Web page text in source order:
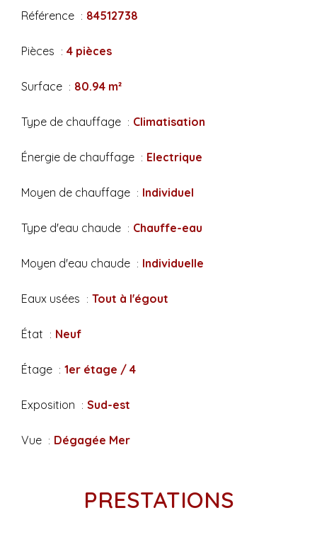
Référence 84512738
Pièces 4 pièces
Surface 80.94 m²
Type de chauffage Climatisation
Énergie de chauffage Electrique
Moyen de chauffage Individuel
Type d'eau chaude Chauffe-eau
Moyen d'eau chaude Individuelle
Eaux usées Tout à l'égout
État Neuf
Étage 1er étage / 4
Exposition Sud-est
Vue Dégagée Mer
PRESTATIONS